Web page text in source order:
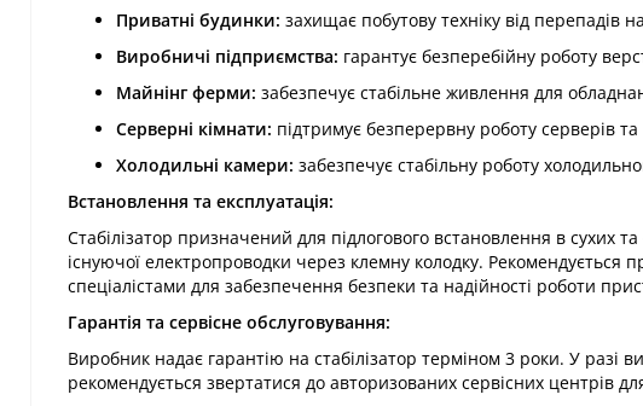
Приватні будинки: захищає побутову техніку від перепадів
Виробничі підприємства: гарантує безперебійну роботу
Майнінг ферми: забезпечує стабільне живлення для
Серверні кімнати: підтримує безперервну роботу серверів
Холодильні камери: забезпечує стабільну роботу
Встановлення та експлуатація:
Стабілізатор призначений для підлогового встановлення в
існуючої електропроводки через клемну колодку. Рекомендується
спеціалістами для забезпечення безпеки та надійності роботи
Гарантія та сервісне обслуговування:
Виробник надає гарантію на стабілізатор терміном 3 роки. У разі
рекомендується звертатися до авторизованих сервісних центрів